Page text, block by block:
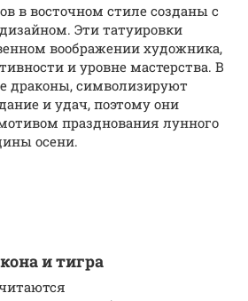
в восточном стиле созданы с
Эти татуировки
воображении художника,
и уровне мастерства. В
драконы, символизируют
и удач, поэтому они
празднования лунного
осени.
и тигра